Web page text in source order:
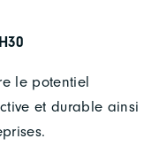
le potentiel
et durable ainsi